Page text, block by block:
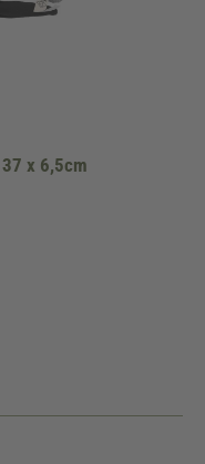
x 6,5cm